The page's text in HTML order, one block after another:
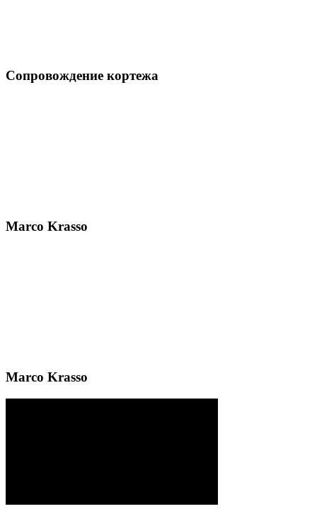
Сопровождение кортежа
Marco Krasso
Marco Krasso